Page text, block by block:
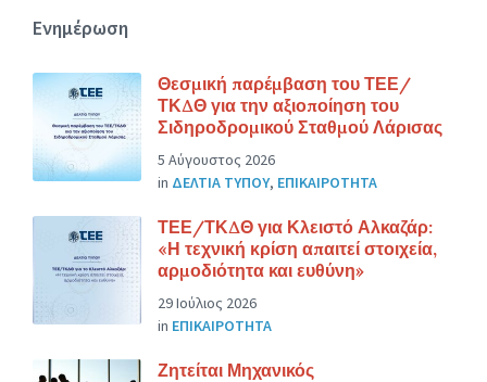
Ενημέρωση
Θεσμική παρέμβαση του ΤΕΕ/
ΤΚΔΘ για την αξιοποίηση του
Σιδηροδρομικού Σταθμού Λάρισας
5 Αύγουστος 2026
in ΔΕΛΤΙΑ ΤΥΠΟΥ, ΕΠΙΚΑΙΡΟΤΗΤΑ
ΤΕΕ/ΤΚΔΘ για Κλειστό Αλκαζάρ:
«Η τεχνική κρίση απαιτεί στοιχεία,
αρμοδιότητα και ευθύνη»
29 Ιούλιος 2026
in ΕΠΙΚΑΙΡΟΤΗΤΑ
Ζητείται Μηχανικός